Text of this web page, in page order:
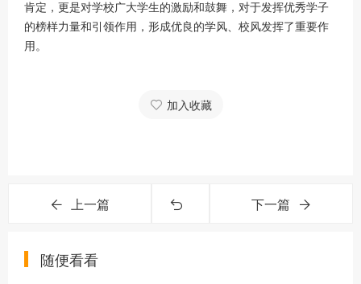
肯定，更是对学校广大学生的激励和鼓舞，对于发挥优秀学子
的榜样力量和引领作用，形成优良的学风、校风发挥了重要作
用。
加入收藏
上一篇 下一篇
随便看看